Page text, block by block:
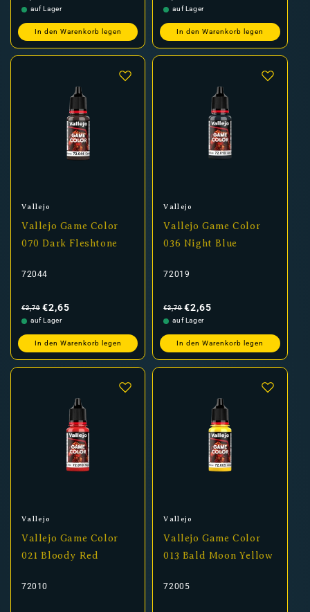
Preis
auf Lager
In den Warenkorb legen
Preis
auf Lager
In den Warenkorb legen
Anbieter:
Vallejo
Vallejo Game Color
070 Dark Fleshtone
72044
Preis
€2,70 €2,65
auf Lager
In den Warenkorb legen
Anbieter:
Vallejo
Vallejo Game Color
036 Night Blue
72019
Preis
€2,70 €2,65
auf Lager
In den Warenkorb legen
Anbieter:
Vallejo
Vallejo Game Color
021 Bloody Red
72010
Anbieter:
Vallejo
Vallejo Game Color
013 Bald Moon Yellow
72005